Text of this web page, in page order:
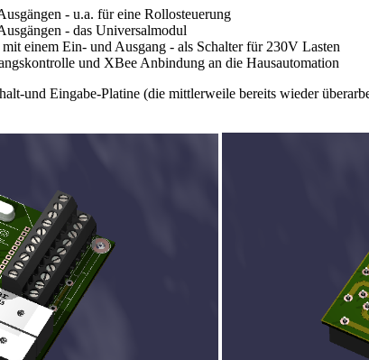
- u.a. für eine Rollosteuerung
- das Universalmodul
einem Ein- und Ausgang - als Schalter für 230V Lasten
und XBee Anbindung an die Hausautomation
und Eingabe-Platine (die mittlerweile bereits wieder